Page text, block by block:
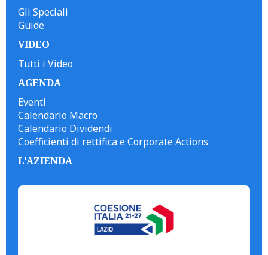
Gli Speciali
Guide
VIDEO
Tutti i Video
AGENDA
Eventi
Calendario Macro
Calendario Dividendi
Coefficienti di rettifica e Corporate Actions
L'AZIENDA